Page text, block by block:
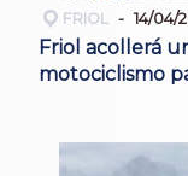
FRIOL 14/04/
Friol acollerá
motociclismo